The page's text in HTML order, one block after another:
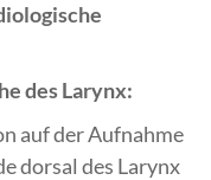
des Larynx:
auf der Aufnahme
dorsal des Larynx